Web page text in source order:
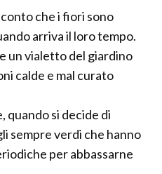
che i fiori sono
arriva il loro tempo.
un vialetto del giardino
calde e mal curato
quando si decide di
sempre verdi che hanno
per abbassarne